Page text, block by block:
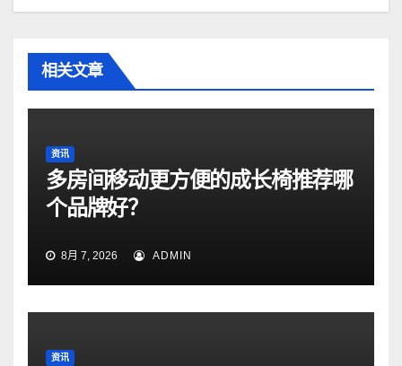
相关文章
资讯
多房间移动更方便的成长椅推荐哪
个品牌好？
8月 7, 2026 ADMIN
资讯